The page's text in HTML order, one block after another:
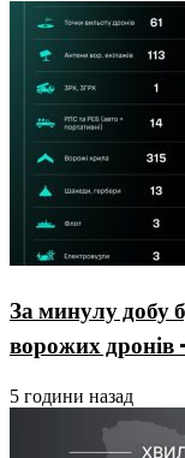
За минулу добу
ворожих
5 години назад